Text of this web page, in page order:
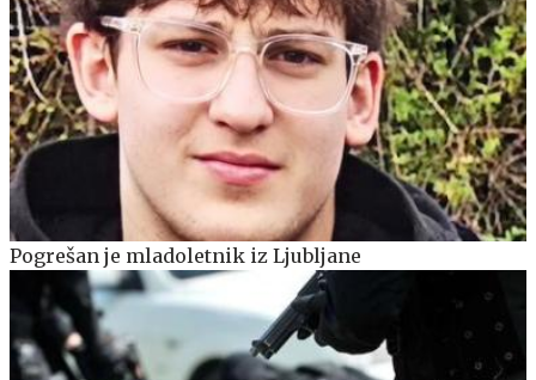
Pogrešan je mladoletnik iz Ljubljane